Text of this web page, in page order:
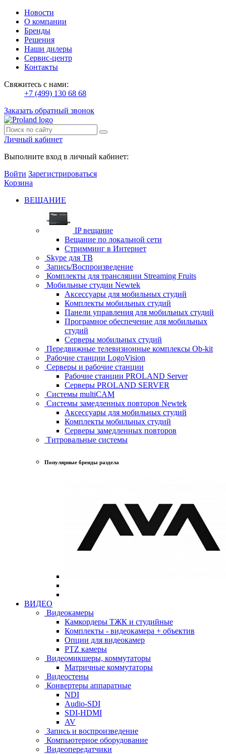
Новости
О компании
Бренды
Решения
Наши дилеры
Сервис-центр
Контакты
Свяжитесь с нами:
+7 (499) 130 68 68
Заказать обратный звонок
Личный кабинет
Выполните вход в личный кабинет:
Войти Зарегистрироваться
Корзина
ВЕЩАНИЕ
IP вещание
Вещание по локальной сети
Стримминг в Интернет
Skype для ТВ
Запись/Воспроизведение
Комплекты для трансляции Streaming Fruits
Мобильные студии Newtek
Аксессуары для мобильных студий
Комплекты мобильных студий
Панели управления для мобильных студий
Програмное обеспечение для мобильных
студий
Серверы мобильных студий
Передвижные телевизионные комплексы Ob-kit
Рабочие станции LogoVision
Серверы и рабочие станции
Рабочие станции PROLAND Server
Серверы PROLAND SERVER
Системы multiCAM
Системы замедленных повторов Newtek
Аксессуары для мобильных студий
Комплекты мобильных студий
Серверы замедленных повторов
Титровальные системы
Популярные бренды раздела
ВИДЕО
Видеокамеры
Камкордеры ТЖК и студийные
Комплекты - видеокамера + объектив
Опции для видеокамер
PTZ камеры
Видеомикшеры, коммутаторы
Матричные коммутаторы
Видеостены
Конвертеры аппаратные
NDI
Audio-SDI
SDI-HDMI
AV
Запись и воспроизведение
Компьютерное оборудование
Видеопередатчики